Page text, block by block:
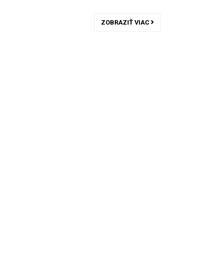
ZOBRAZIŤ VIAC